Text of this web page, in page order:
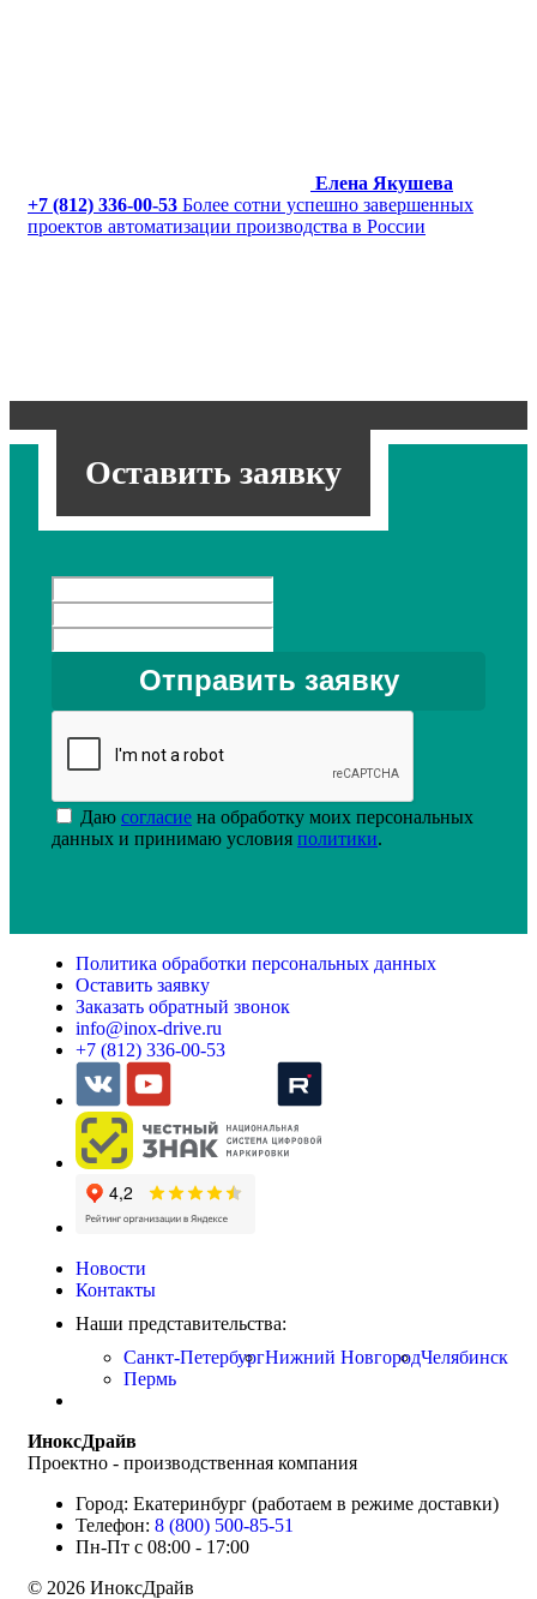
Елена Якушева
+7 (812) 336-00-53 Более сотни успешно завершенных
проектов автоматизации производства в России
Оставить заявку
Даю согласие на обработку моих персональных
данных и принимаю условия политики.
Политика обработки персональных данных
Оставить заявку
Заказать обратный звонок
info@inox-drive.ru
+7 (812) 336-00-53
Новости
Контакты
Наши представительства:
Санкт-ПетербургНижний НовгородЧелябинск
Пермь
ИноксДрайв
Проектно - производственная компания
Город: Екатеринбург (работаем в режиме доставки)
Телефон: 8 (800) 500-85-51
Пн-Пт с 08:00 - 17:00
© 2026 ИноксДрайв